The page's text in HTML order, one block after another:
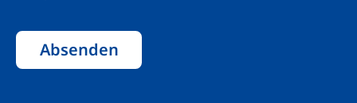
Absenden